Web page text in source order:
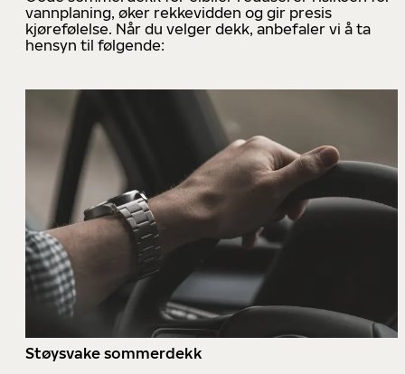
vannplaning, øker rekkevidden og gir presis
kjørefølelse. Når du velger dekk, anbefaler vi å ta
hensyn til følgende:
Støysvake sommerdekk